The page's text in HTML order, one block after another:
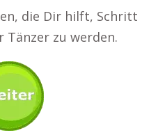
die Dir hilft, Schritt
zu werden.